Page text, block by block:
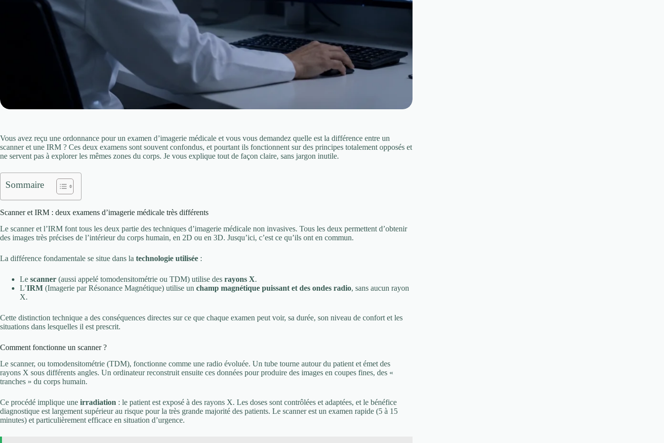
Vous avez reçu une ordonnance pour un examen d’imagerie médicale et vous vous demandez quelle est la différence entre un
scanner et une IRM ? Ces deux examens sont souvent confondus, et pourtant ils fonctionnent sur des principes totalement opposés et
ne servent pas à explorer les mêmes zones du corps. Je vous explique tout de façon claire, sans jargon inutile.
Sommaire
Scanner et IRM : deux examens d’imagerie médicale très différents
Le scanner et l’IRM font tous les deux partie des techniques d’imagerie médicale non invasives. Tous les deux permettent d’obtenir
des images très précises de l’intérieur du corps humain, en 2D ou en 3D. Jusqu’ici, c’est ce qu’ils ont en commun.
La différence fondamentale se situe dans la technologie utilisée :
Le scanner (aussi appelé tomodensitométrie ou TDM) utilise des rayons X.
L’IRM (Imagerie par Résonance Magnétique) utilise un champ magnétique puissant et des ondes radio, sans aucun rayon
X.
Cette distinction technique a des conséquences directes sur ce que chaque examen peut voir, sa durée, son niveau de confort et les
situations dans lesquelles il est prescrit.
Comment fonctionne un scanner ?
Le scanner, ou tomodensitométrie (TDM), fonctionne comme une radio évoluée. Un tube tourne autour du patient et émet des
rayons X sous différents angles. Un ordinateur reconstruit ensuite ces données pour produire des images en coupes fines, des «
tranches » du corps humain.
Ce procédé implique une irradiation : le patient est exposé à des rayons X. Les doses sont contrôlées et adaptées, et le bénéfice
diagnostique est largement supérieur au risque pour la très grande majorité des patients. Le scanner est un examen rapide (5 à 15
minutes) et particulièrement efficace en situation d’urgence.